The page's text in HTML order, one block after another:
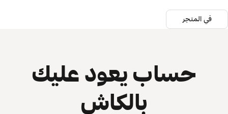
في المتجر
حساب يعود عليك
بالكاش